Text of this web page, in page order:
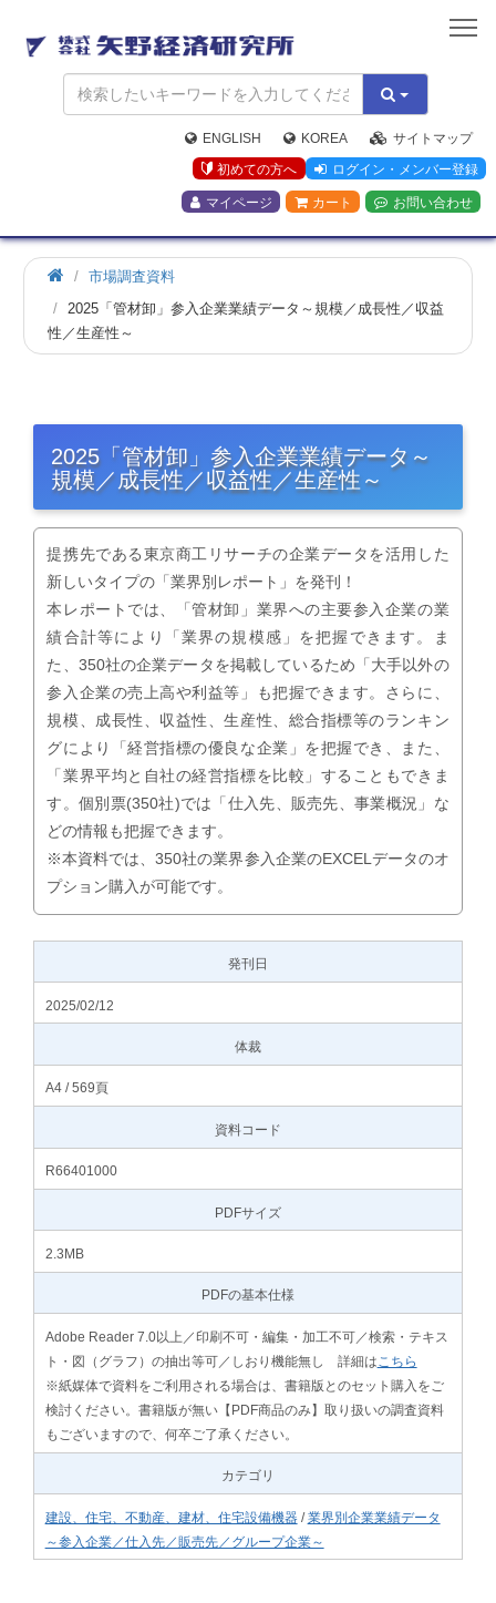
矢
野
経
済
研
究
所
ENGLISH KOREA
サイトマップ
初めての方へ
ログイン・メンバー登録
マイページ カート お問い合わせ
市場調査資料
2025「管材卸」参入企業業績データ～規模／成長性／収益
性／生産性～
2025「管材卸」参入企業業績データ～
規模／成長性／収益性／生産性～
提携先である東京商工リサーチの企業データを活用した
新しいタイプの「業界別レポート」を発刊！
本レポートでは、「管材卸」業界への主要参入企業の業
績合計等により「業界の規模感」を把握できます。ま
た、350社の企業データを掲載しているため「大手以外の
参入企業の売上高や利益等」も把握できます。さらに、
規模、成長性、収益性、生産性、総合指標等のランキン
グにより「経営指標の優良な企業」を把握でき、また、
「業界平均と自社の経営指標を比較」することもできま
す。個別票(350社)では「仕入先、販売先、事業概況」な
どの情報も把握できます。
※本資料では、350社の業界参入企業のEXCELデータのオ
プション購入が可能です。
発刊日
2025/02/12
体裁
A4 / 569頁
資料コード
R66401000
PDFサイズ
2.3MB
PDFの基本仕様
Adobe Reader 7.0以上／印刷不可・編集・加工不可／検索・テキス
ト・図（グラフ）の抽出等可／しおり機能無し 詳細は こちら
※紙媒体で資料をご利用される場合は、書籍版とのセット購入をご
検討ください。書籍版が無い【PDF商品のみ】取り扱いの調査資料
もございますので、何卒ご了承ください。
カテゴリ
建設、住宅、不動産、建材、住宅設備機器/業界別企業業績データ
～参入企業／仕入先／販売先／グループ企業～